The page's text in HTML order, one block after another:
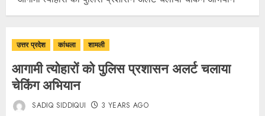
उत्तर प्रदेश कांधला शामली
आगामी त्योहारों को पुलिस प्रशासन अलर्ट चलाया
चेकिंग अभियान
SADIQ SIDDIQUI 3 YEARS AGO